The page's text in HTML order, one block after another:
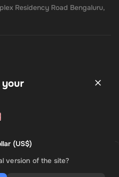
OFFERTA IN EVIDENZA
Residency Road Bengaluru,
(US$)
version of the site?